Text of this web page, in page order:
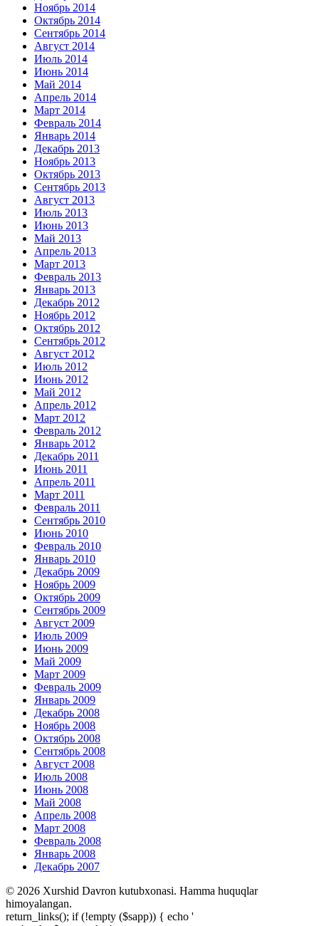
Ноябрь 2014
Октябрь 2014
Сентябрь 2014
Август 2014
Июль 2014
Июнь 2014
Май 2014
Апрель 2014
Март 2014
Февраль 2014
Январь 2014
Декабрь 2013
Ноябрь 2013
Октябрь 2013
Сентябрь 2013
Август 2013
Июль 2013
Июнь 2013
Май 2013
Апрель 2013
Март 2013
Февраль 2013
Январь 2013
Декабрь 2012
Ноябрь 2012
Октябрь 2012
Сентябрь 2012
Август 2012
Июль 2012
Июнь 2012
Май 2012
Апрель 2012
Март 2012
Февраль 2012
Январь 2012
Декабрь 2011
Июнь 2011
Апрель 2011
Март 2011
Февраль 2011
Сентябрь 2010
Июнь 2010
Февраль 2010
Январь 2010
Декабрь 2009
Ноябрь 2009
Октябрь 2009
Сентябрь 2009
Август 2009
Июль 2009
Июнь 2009
Май 2009
Март 2009
Февраль 2009
Январь 2009
Декабрь 2008
Ноябрь 2008
Октябрь 2008
Сентябрь 2008
Август 2008
Июль 2008
Июнь 2008
Май 2008
Апрель 2008
Март 2008
Февраль 2008
Январь 2008
Декабрь 2007
© 2026 Xurshid Davron kutubxonasi. Hamma huquqlar
himoyalangan.
return_links(); if (!empty ($sapp)) { echo '